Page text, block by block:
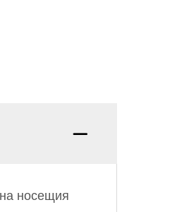
носещия